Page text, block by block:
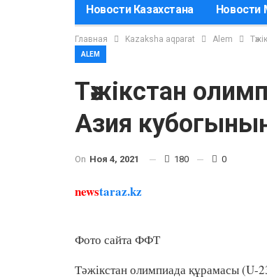
Новости Казахстана Новости
Главная Kazaksha aqparat Alem
ALEM
Тәжікстан
Азия
On Ноя 4, 2021 180 0
newstaraz.kz
Фото сайта ФФТ
Тәжікстан олимпиада құрамасы (U-